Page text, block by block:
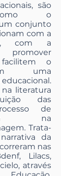
são
como o
conjunto
com a
com a
o
uma
literatura
das
de
na
Trata-
da
nas
Lilacs,
através